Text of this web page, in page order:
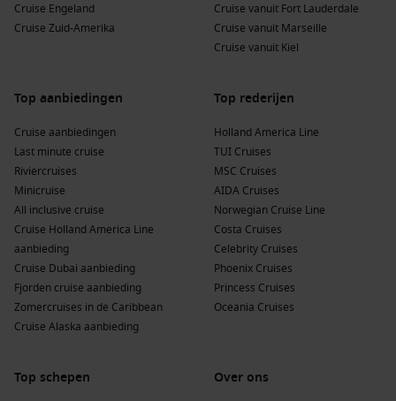
Cruise Engeland
Cruise Zuid-Amerika
Cruise vanuit Fort Lauderdale
Cruise vanuit Marseille
Cruise vanuit Kiel
Top aanbiedingen
Cruise aanbiedingen
Last minute cruise
Riviercruises
Minicruise
All inclusive cruise
Cruise Holland America Line
aanbieding
Cruise Dubai aanbieding
Fjorden cruise aanbieding
Zomercruises in de Caribbean
Cruise Alaska aanbieding
Top rederijen
Holland America Line
TUI Cruises
MSC Cruises
AIDA Cruises
Norwegian Cruise Line
Costa Cruises
Celebrity Cruises
Phoenix Cruises
Princess Cruises
Oceania Cruises
Top schepen
Over ons